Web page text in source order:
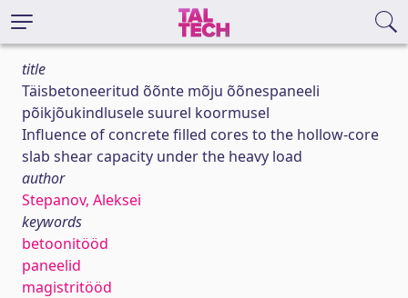
title
Täisbetoneeritud õõnte mõju õõnespaneeli
põikjõukindlusele suurel koormusel
Influence of concrete filled cores to the hollow-core
slab shear capacity under the heavy load
author
Stepanov, Aleksei
keywords
betoonitööd
paneelid
magistritööd